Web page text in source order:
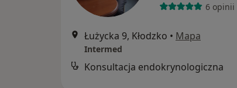
6 opinii
Łużycka 9, Kłodzko • Mapa
Intermed
Konsultacja endokrynologiczna